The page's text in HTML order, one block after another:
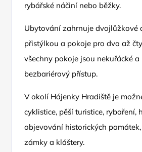
rybářské náčiní nebo běžky.
Ubytování zahrnuje dvojlůžkové
přistýlkou a pokoje pro dva až
všechny pokoje jsou nekuřácké
bezbariérový přístup.
V okolí Hájenky Hradiště je
cyklistice, pěší turistice, rybaření,
objevování historických
zámky a kláštery.